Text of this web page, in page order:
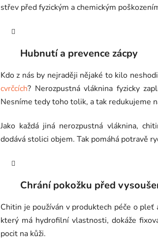
střev před fyzickým a chemickým
Hubnutí a prevence zácpy
Kdo z nás by nejraději nějaké to kilo
cvrčcích? Nerozpustná vláknina fyzicky
Nesníme tedy toho tolik, a tak redukujeme
Jako každá jiná nerozpustná vláknina,
dodává stolici objem. Tak pomáhá potravě
Chrání pokožku před
Chitin je používán v produktech péče o
který má hydrofilní vlastnosti, dokáže
pocit na kůži.